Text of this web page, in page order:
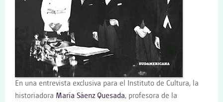
En una entrevista exclusiva para el Instituto de Cultura, la
historiadora María Sáenz Quesada, profesora de la